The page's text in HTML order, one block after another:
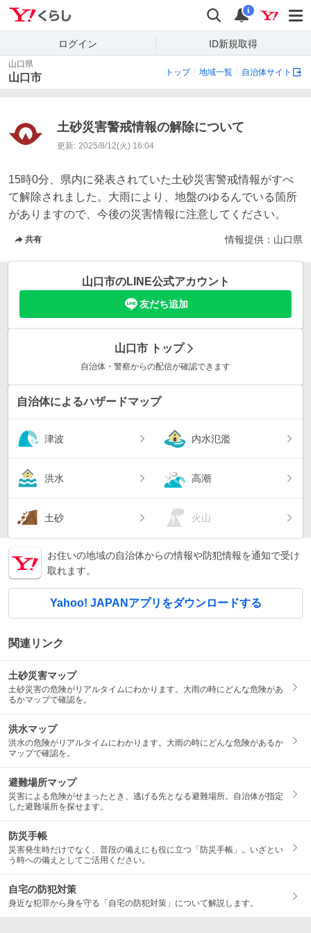
検索 通知
i
ログイン ID新規取得
山口県
山口市 トップ 地域一覧 自治体サイト
土砂災害警戒情報の解除について
更新: 2025/8/12(火) 16:04
15時0分、県内に発表されていた土砂災害警戒情報がすべ
て解除されました。大雨により、地盤のゆるんでいる箇所
がありますので、今後の災害情報に注意してください。
共有 情報提供： 山口県
山口市のLINE公式アカウント
友だち追加
山口市 トップ
自治体・警察からの配信が確認できます
自治体によるハザードマップ
津波 内水氾濫
洪水 高潮
土砂 火山
お住いの地域の自治体からの情報や防犯情報を通知で受け
取れます。
Yahoo! JAPANアプリをダウンロードする
関連リンク
土砂災害マップ
土砂災害の危険がリアルタイムにわかります。大雨の時にどんな危険があ
るかマップで確認を。
洪水マップ
洪水の危険がリアルタイムにわかります。大雨の時にどんな危険があるか
マップで確認を。
避難場所マップ
災害による危険がせまったとき、逃げる先となる避難場所。自治体が指定
した避難場所を探せます。
防災手帳
災害発生時だけでなく、普段の備えにも役に立つ「防災手帳」。いざとい
う時への備えとしてご活用ください。
自宅の防犯対策
身近な犯罪から身を守る「自宅の防犯対策」について解説します。